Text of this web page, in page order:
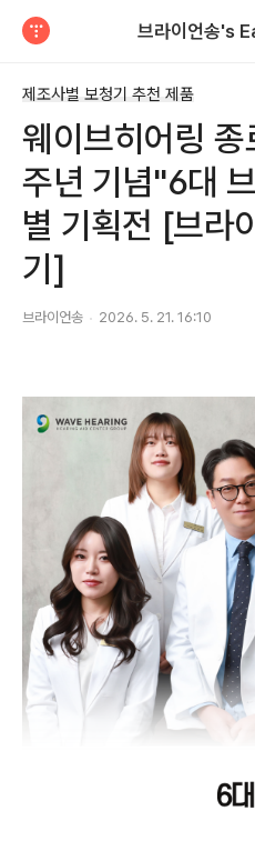
브라이언송's
제조사별 보청기 추천 제품
웨이브히어링
주년 기념"6대
별 기획전 [브라
기]
브라이언송 2026. 5. 21. 16:10